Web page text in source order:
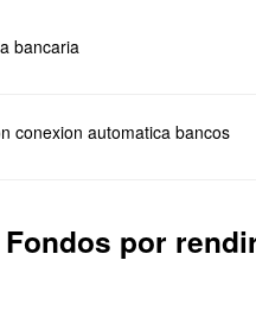
bancaria
conexion automatica bancos
por